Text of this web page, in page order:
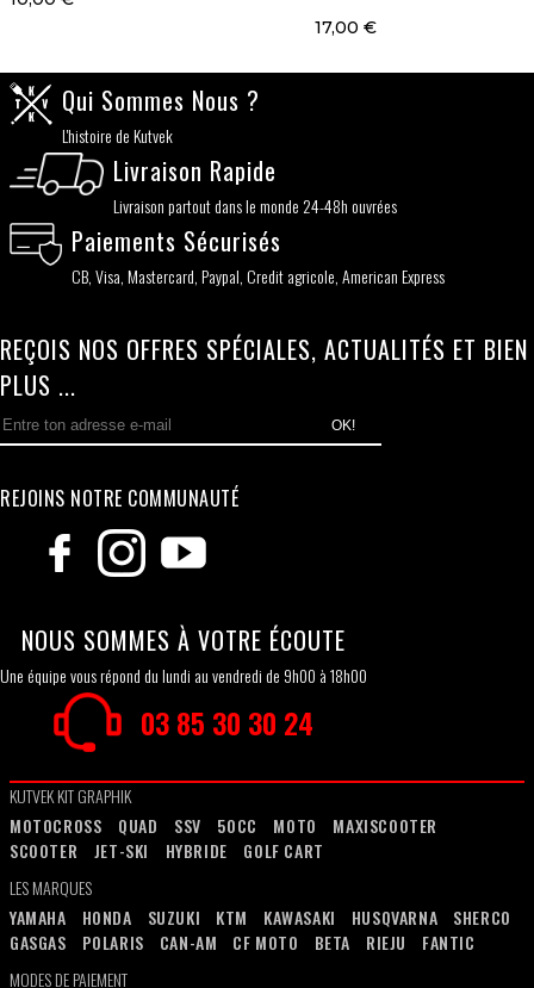
17,00 €
Qui Sommes Nous ?
L'histoire de Kutvek
Livraison Rapide
Livraison partout dans le monde 24-48h ouvrées
Paiements Sécurisés
CB, Visa, Mastercard, Paypal, Credit agricole, American Express
REÇOIS NOS OFFRES SPÉCIALES, ACTUALITÉS ET BIEN
PLUS ...
OK!
REJOINS NOTRE COMMUNAUTÉ
NOUS SOMMES À VOTRE ÉCOUTE
Une équipe vous répond du lundi au vendredi de 9h00 à 18h00
03 85 30 30 24
KUTVEK KIT GRAPHIK
MOTOCROSS
QUAD SSV 50CC MOTO
MAXISCOOTER
SCOOTER
JET-SKI HYBRIDE
GOLF CART
LES MARQUES
YAMAHA
HONDA SUZUKI KTM KAWASAKI HUSQVARNA
SHERCO
GASGAS
POLARIS CAN-AM CF MOTO BETA RIEJU
FANTIC
MODES DE PAIEMENT